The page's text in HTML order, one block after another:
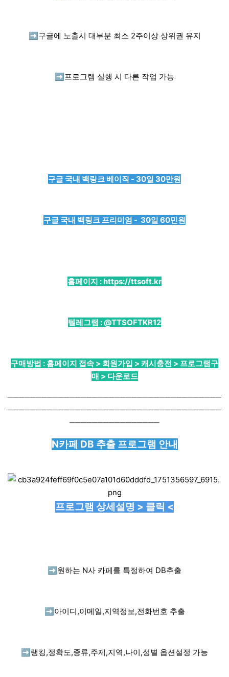
➡️ 구글에 노출시 대부분 최소 2주이상 상위권 유지
➡️ 프로그램 실행 시 다른 작업 가능
구글 국내 백링크 베이직 - 30일 30만원
구글 국내 백링크 프리미엄 - 30일 60민원
홈페이지 :https://ttsoft.kr
텔레그램 : @TTSOFTKR12
구매방법 : 홈페이지 접속 > 회원가입 > 캐시충전 > 프로그램구
매 > 다운로드
──────────────────────────────────────
──────────────────────────────────────
────────────────
N카페 DB 추출 프로그램 안내
프로그램 상세설명 > 클릭 <
➡️ 원하는 N사 카페를 특정하여 DB추출
➡️ 아이디,이메일,지역정보,전화번호 추출
➡️ 랭킹,정확도,종류,주제,지역,나이,성별 옵션설정 가능